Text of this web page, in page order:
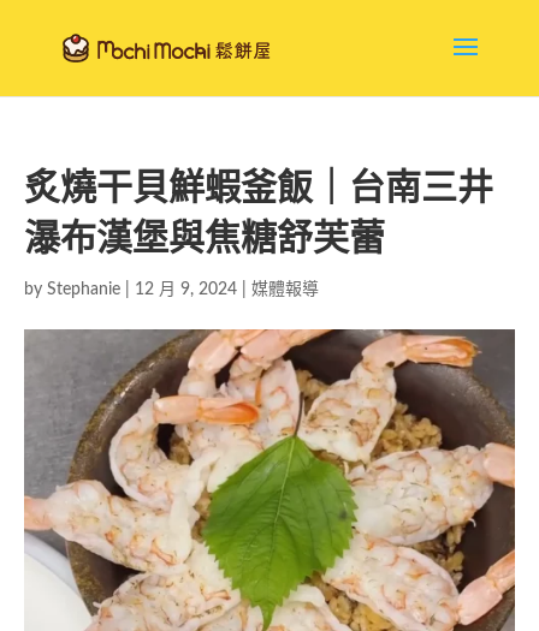
炙燒干貝鮮蝦釜飯｜台南三井
瀑布漢堡與焦糖舒芙蕾
by Stephanie 12 月 9, 2024 媒體報導